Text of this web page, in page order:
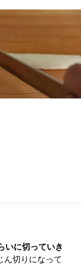
いに切っていき
ん切りになって